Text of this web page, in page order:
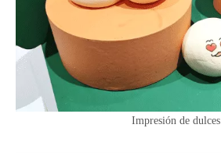
Impresión de dulces